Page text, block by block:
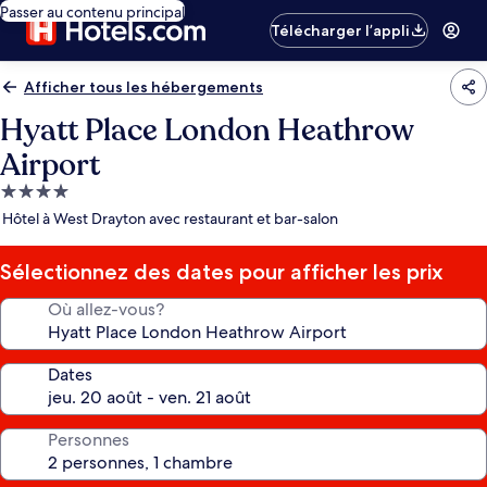
Passer au contenu principal
Télécharger l’appli
Afficher tous les hébergements
Hyatt Place London Heathrow
Airport
Hébergement
4.0 étoiles
Hôtel à West Drayton avec restaurant et bar-salon
Sélectionnez des dates pour afficher les prix
Où allez-vous?
Dates
Personnes